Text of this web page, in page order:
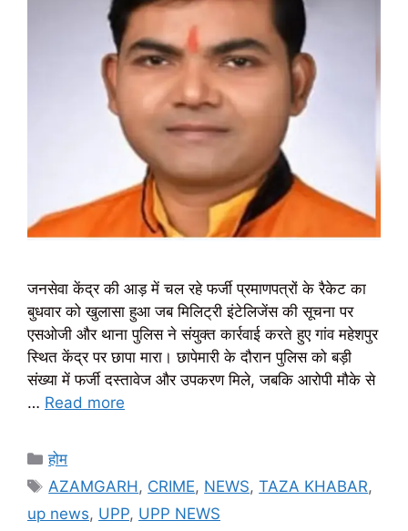
जनसेवा केंद्र की आड़ में चल रहे फर्जी प्रमाणपत्रों के रैकेट का
बुधवार को खुलासा हुआ जब मिलिट्री इंटेलिजेंस की सूचना पर
एसओजी और थाना पुलिस ने संयुक्त कार्रवाई करते हुए गांव महेशपुर
स्थित केंद्र पर छापा मारा। छापेमारी के दौरान पुलिस को बड़ी
संख्या में फर्जी दस्तावेज और उपकरण मिले, जबकि आरोपी मौके से
… Read more
Categories
होम
Tags
AZAMGARH, CRIME, NEWS,TAZA KHABAR,
up news, UPP, UPP NEWS